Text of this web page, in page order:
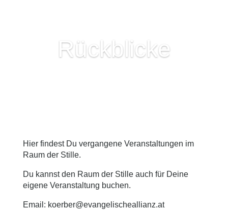
Rückblicke
Hier findest Du vergangene Veranstaltungen im
Raum der Stille.
Du kannst den Raum der Stille auch für Deine
eigene Veranstaltung buchen.
Email: koerber@evangelischeallianz.at